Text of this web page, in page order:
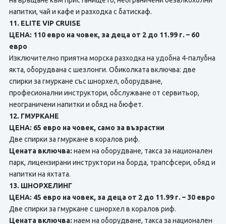
напитки, чай и кафе и разходка с батискаф.
11. ELITE VIP CRUISE
ЦЕНА: 110 евро на човек, за деца от 2 до 11.99 г. – 60
евро
Изключително приятна морска разходка на удобна 4-палубна
якта, оборудвана с шезлонги. Обиколката включва: две
спирки за гмуркане със шнорхел, оборудване,
професионални инструктори, обслужване от сервитьор,
неограничени напитки и обяд на бюфет.
12. ГМУРКАНЕ
ЦЕНА: 65 евро на човек, само за възрастни
Две спирки за гмуркане в коралов риф.
Цената включва: наем на оборудване, такса за национален
парк, лицензирани инструктори на борда, трапсфсери, обяд и
напитки на яхтата.
13. ШНОРХЕЛИНГ
ЦЕНА: 45 евро на човек, за деца от 2 до 11.99 г. – 30 евро
Две спирки за гмуркане с шнорхел в коралов риф.
Цената включва: наем на оборудване, такса за национален